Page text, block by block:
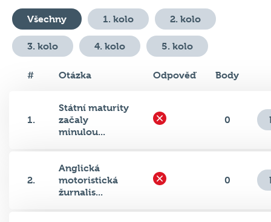
Všechny 1. kolo 2. kolo
3. kolo 4. kolo 5. kolo
# Otázka Odpověď Body
1.
Státní maturity
začaly
minulou...
0
2.
Anglická
motoristická
žurnalis...
0